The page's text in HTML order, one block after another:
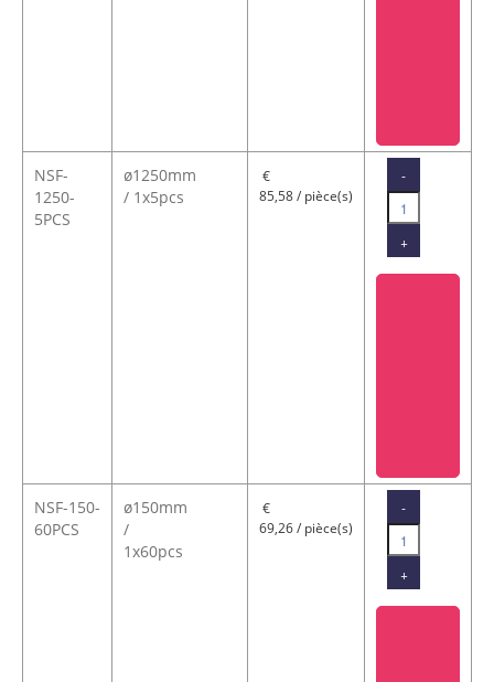
NSF-
1250-
5PCS
ø1250mm
/ 1x5pcs
€
85,58 / pièce(s)
-
+
NSF-150-
60PCS
ø150mm
/
1x60pcs
€
69,26 / pièce(s)
-
+